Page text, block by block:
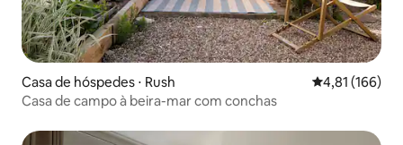
Casa de hóspedes ⋅ Rush 4,81 de uma
4,81 (166)
Casa de campo à beira-mar com conchas